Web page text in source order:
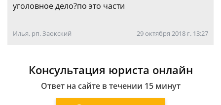
уголовное дело?по это части
Илья, рп. Заокский 29 октября 2018 г. 13:27
Консультация юриста онлайн
Ответ на сайте в течении 15 минут